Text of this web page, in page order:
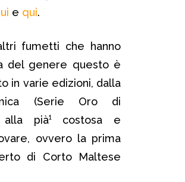
e qui.
fumetti che hanno
del genere questo è
in varie edizioni, dalla
(Serie Oro di
alla pià¹ costosa e
ovvero la prima
di Corto Maltese